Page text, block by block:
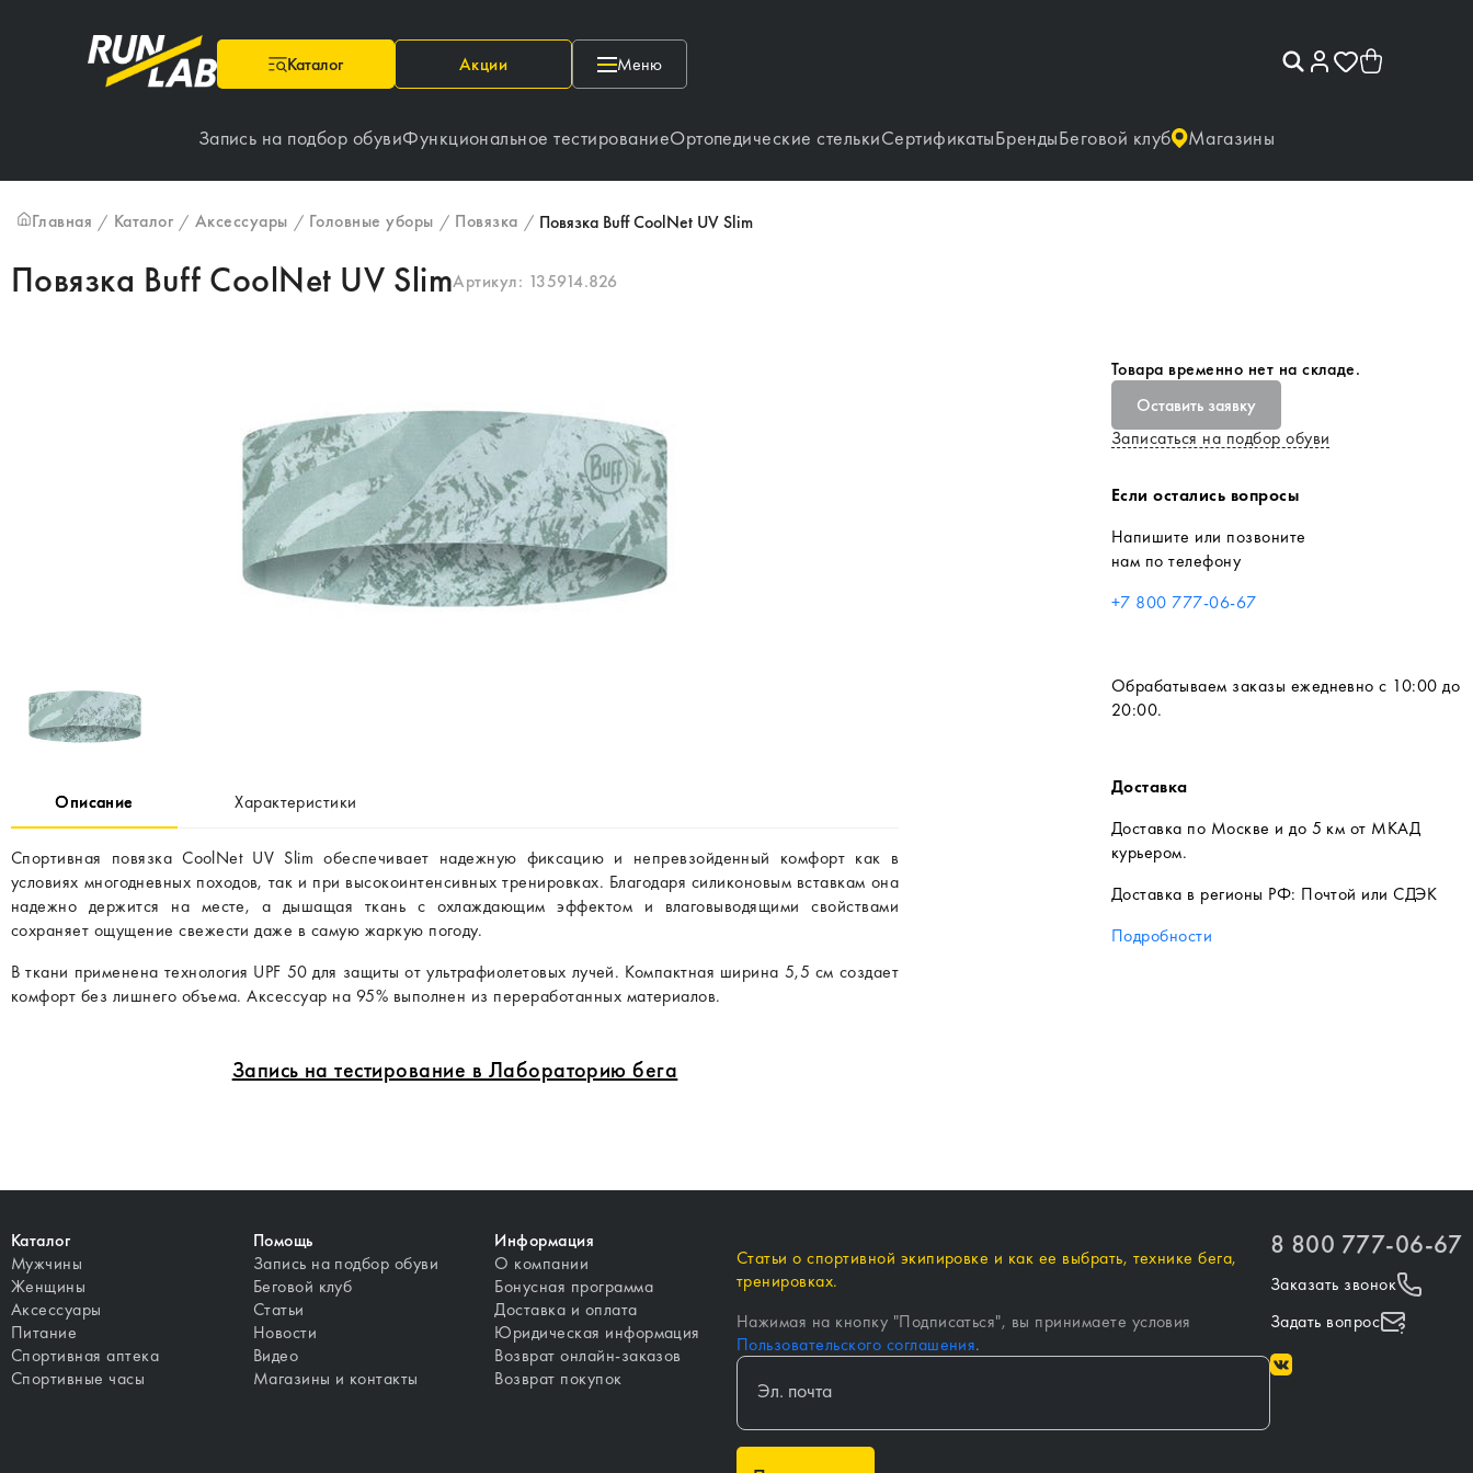
Каталог Акции Меню
Запись на подбор обувиФункциональное тестированиеОртопедические стелькиСертификатыБрендыБеговой клуб Магазины
Главная / Каталог / Аксессуары / Головные уборы / Повязка / Повязка Buff CoolNet UV Slim
Повязка Buff CoolNet UV SlimАртикул: 135914.826
Описание Характеристики
Спортивная повязка CoolNet UV Slim обеспечивает надежную фиксацию и непревзойденный комфорт как в
условиях многодневных походов, так и при высокоинтенсивных тренировках. Благодаря силиконовым вставкам она
надежно держится на месте, а дышащая ткань с охлаждающим эффектом и влаговыводящими свойствами
сохраняет ощущение свежести даже в самую жаркую погоду.
В ткани применена технология UPF 50 для защиты от ультрафиолетовых лучей. Компактная ширина 5,5 см создает
комфорт без лишнего объема. Аксессуар на 95% выполнен из переработанных материалов.
Запись на тестирование в Лабораторию бега
Товара временно нет на складе.
Оставить заявку
Записаться на подбор обуви
Если остались вопросы
Напишите или позвоните
нам по телефону
+7 800 777-06-67
Обрабатываем заказы ежедневно с 10:00 до
20:00.
Доставка
Доставка по Москве и до 5 км от МКАД
курьером.
Доставка в регионы РФ: Почтой или СДЭК
Подробности
Каталог
Мужчины
Женщины
Аксессуары
Питание
Спортивная аптека
Спортивные часы
Помощь
Запись на подбор обуви
Беговой клуб
Статьи
Новости
Видео
Магазины и контакты
Информация
О компании
Бонусная программа
Доставка и оплата
Юридическая информация
Возврат онлайн-заказов
Возврат покупок
Статьи о спортивной экипировке и как ее выбрать, технике бега,
тренировках.
Нажимая на кнопку "Подписаться", вы принимаете условия
Пользовательского соглашения.
8 800 777-06-67
Заказать звонок
Задать вопрос